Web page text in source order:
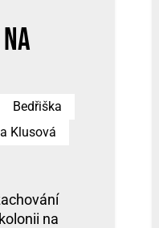
Bedřiška
Klusová
na